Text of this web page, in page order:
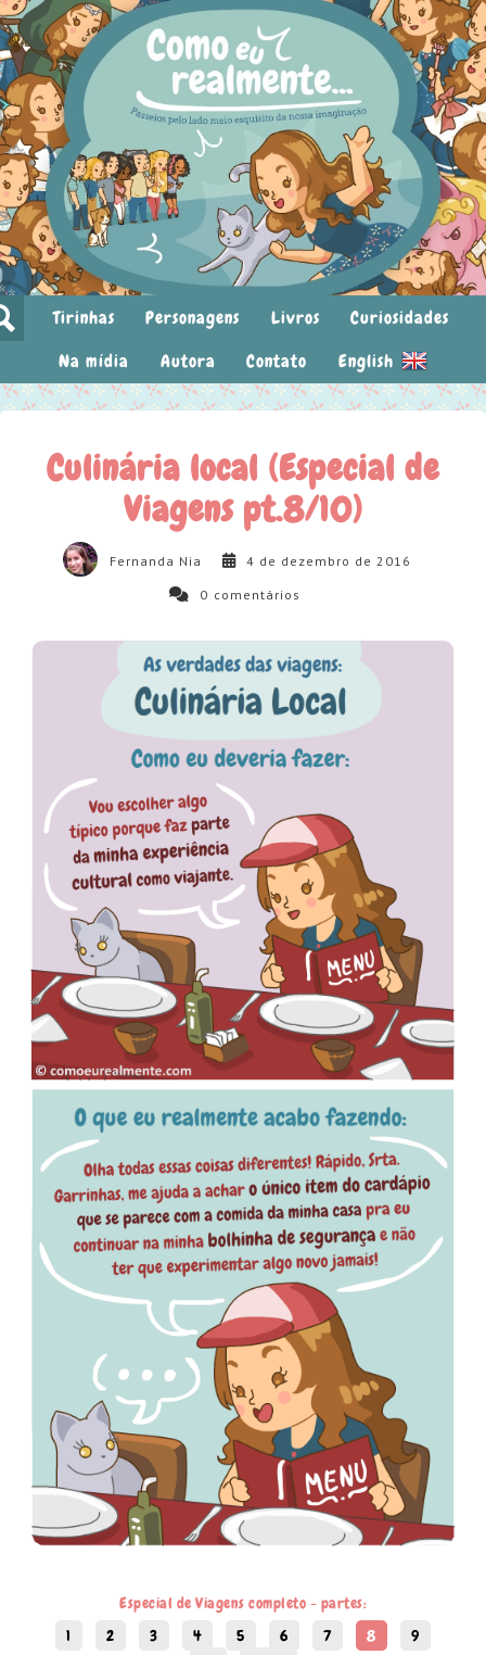
Tirinhas Personagens Livros
Curiosidades
Na mídia
Autora Contato English
Culinária local (Especial de
Viagens pt.8/10)
Fernanda Nia 4 de dezembro de 2016
0 comentários
Especial de Viagens completo - partes:
1
2 3 4 5 6 7 8
9